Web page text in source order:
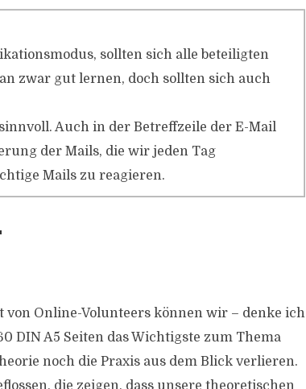
sollten sich alle beteiligten
zwar gut lernen, doch sollten sich auch
Auch in der Betreffzeile der E-Mail
der Mails, die wir jeden Tag
Mails zu reagieren.
Online-Volunteers können wir – denke ich
DIN A5 Seiten das Wichtigste zum Thema
noch die Praxis aus dem Blick verlieren.
die zeigen, dass unsere theoretischen